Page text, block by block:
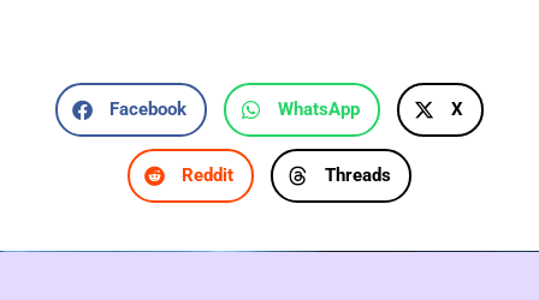
Facebook WhatsApp X
Reddit Threads